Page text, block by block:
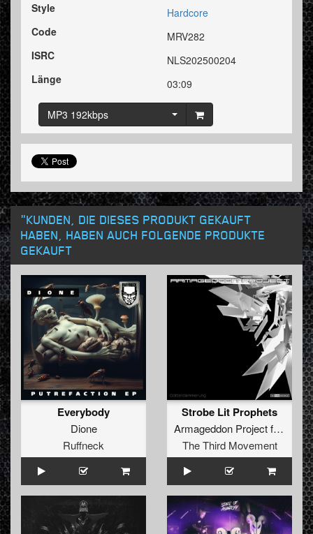
Style
Hardcore
Code
MRV282
ISRC
NLS202500204
Länge
03:09
MP3 192kbps
"KUNDEN, DIE DIESES PRODUKT GEKAUFT
HABEN, HABEN AUCH FOLGENDE PRODUKTE
GEKAUFT
Everybody
Dione
Ruffneck
Strobe Lit Prophets
Armageddon Projectfeaturing
The Third Movement